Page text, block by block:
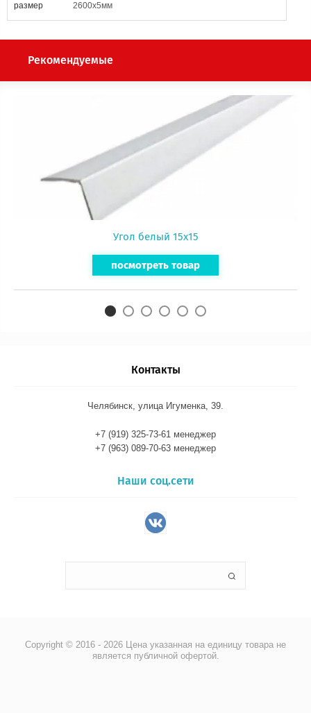
размер 2600х5мм
Рекомендуемые
Угол белый 15х15
посмотреть товар
Контакты
Челябинск, улица Игуменка, 39.
+7 (919) 325-73-61 менеджер
+7 (963) 089-70-63 менеджер
Наши соц.сети
Copyright © 2016 - 2026 Цена указанная на единицу товара не
является публичной офертой.